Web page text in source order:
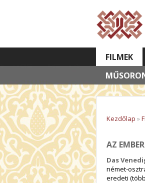
FILMEK
VETÍTETT
Kezdőlap »
AZ
Das
német-
eredeti